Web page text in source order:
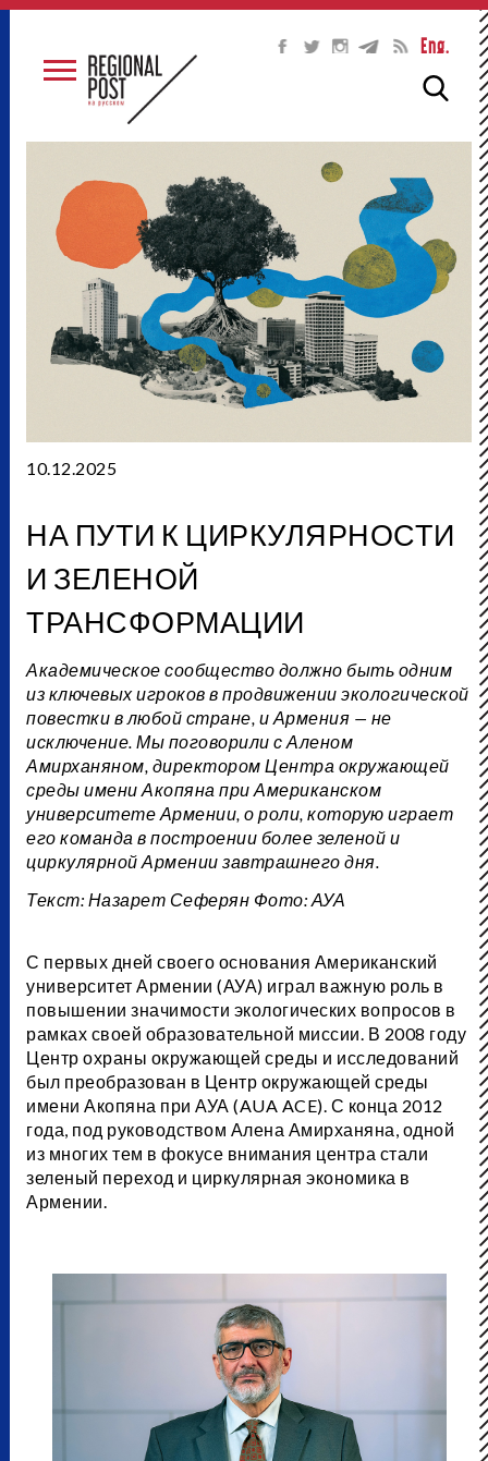
Eng.
10.12.2025
НА ПУТИ К ЦИРКУЛЯРНОСТИ
И ЗЕЛЕНОЙ
ТРАНСФОРМАЦИИ
Академическое сообщество должно быть одним
из ключевых игроков в продвижении экологической
повестки в любой стране, и Армения — не
исключение. Мы поговорили с Аленом
Амирханяном, директором Центра окружающей
среды имени Акопяна при Американском
университете Армении, о роли, которую играет
его команда в построении более зеленой и
циркулярной Армении завтрашнего дня.
Текст: Назарет Сеферян Фото: АУА
С первых дней своего основания Американский
университет Армении (АУА) играл важную роль в
повышении значимости экологических вопросов в
рамках своей образовательной миссии. В 2008 году
Центр охраны окружающей среды и исследований
был преобразован в Центр окружающей среды
имени Акопяна при АУА (AUA ACE). С конца 2012
года, под руководством Алена Амирханяна, одной
из многих тем в фокусе внимания центра стали
зеленый переход и циркулярная экономика в
Армении.